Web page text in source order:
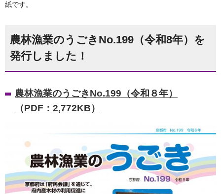
紙です。
農林漁業のうごきNo.199（令和8年）を
発行しました！
農林漁業のうごきNo.199（令和８年）
（PDF：2,772KB）